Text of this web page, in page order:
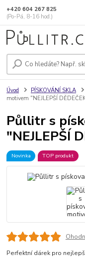
+420 604 267 825
(Po-Pá, 8-16 hod.)
Úvod PÍSKOVÁNÍ SKLA
motivem "NEJLEPŠÍ
Půllitr s
"NEJLEPŠÍ
Novinka TOP produkt
Perfektní dárek pro